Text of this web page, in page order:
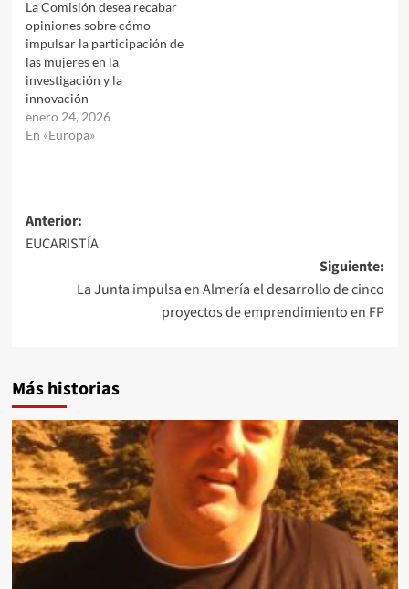
La Comisión desea recabar
opiniones sobre cómo
impulsar la participación de
las mujeres en la
investigación y la
innovación
enero 24, 2026
En «Europa»
Navegación
de
entradas
Anterior:
EUCARISTÍA
Siguiente:
La Junta impulsa en Almería el desarrollo de cinco
proyectos de emprendimiento en FP
Más historias